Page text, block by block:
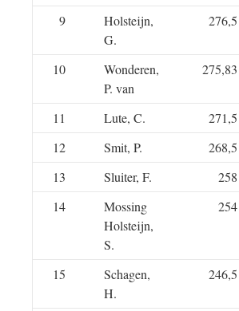
9
Holsteijn,
G.
276,5
10
Wonderen,
P. van
275,83
11 Lute, C. 271,5
12
Smit, P. 268,5
13
Sluiter, F. 258
14
Mossing
Holsteijn,
S.
254
15
Schagen,
H.
246,5